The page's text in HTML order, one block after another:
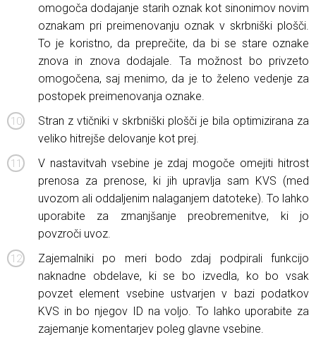
omogoča dodajanje starih oznak kot sinonimov novim
oznakam pri preimenovanju oznak v skrbniški plošči.
To je koristno, da preprečite, da bi se stare oznake
znova in znova dodajale. Ta možnost bo privzeto
omogočena, saj menimo, da je to želeno vedenje za
postopek preimenovanja oznake.
Stran z vtičniki v skrbniški plošči je bila optimizirana za
veliko hitrejše delovanje kot prej.
V nastavitvah vsebine je zdaj mogoče omejiti hitrost
prenosa za prenose, ki jih upravlja sam KVS (med
uvozom ali oddaljenim nalaganjem datoteke). To lahko
uporabite za zmanjšanje preobremenitve, ki jo
povzroči uvoz.
Zajemalniki po meri bodo zdaj podpirali funkcijo
naknadne obdelave, ki se bo izvedla, ko bo vsak
povzet element vsebine ustvarjen v bazi podatkov
KVS in bo njegov ID na voljo. To lahko uporabite za
zajemanje komentarjev poleg glavne vsebine.